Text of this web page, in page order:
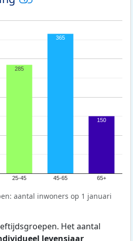
25-45 45-65 65+
285
365
150
aantal inwoners op 1 januari
Het aantal
levensjaar